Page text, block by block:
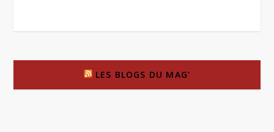
LES BLOGS DU MAG’